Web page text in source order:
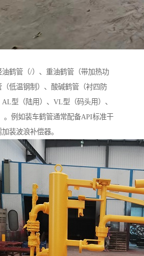
鹤管（/）、重油鹤管（带加热功
低温钢制）、酸碱鹤管（衬四防
型（陆用）、VL型（码头用）、
。例如装车鹤管通常配备API标准干
装波浪补偿器。